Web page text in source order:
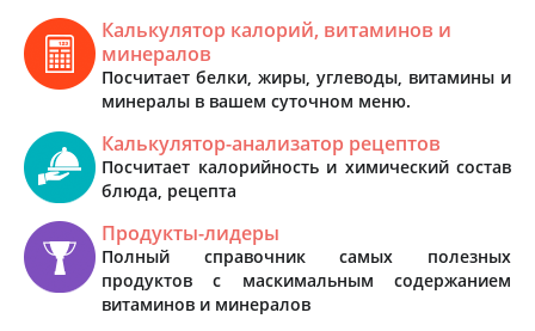
Калькулятор калорий, витаминов и
минералов
Посчитает белки, жиры, углеводы, витамины и
минералы в вашем суточном меню.
Калькулятор-анализатор рецептов
Посчитает калорийность и химический состав
блюда, рецепта
Продукты-лидеры
Полный справочник самых полезных
продуктов с маскимальным содержанием
витаминов и минералов